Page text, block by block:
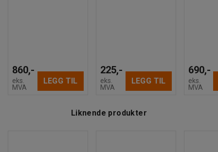
860,-
eks.
MVA
LEGG TIL
225,-
eks.
MVA
LEGG TIL
690,-
eks.
MVA
Liknende produkter